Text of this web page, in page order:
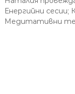
Енергийни сесии;
Медитативни